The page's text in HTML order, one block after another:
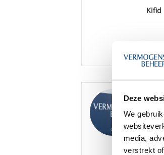
Deze
We
media,
verstrekt
Kifid
Vestiging(en)